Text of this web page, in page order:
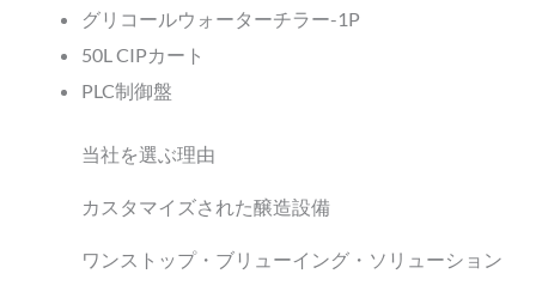
グリコールウォーターチラー-1P
50L CIPカート
PLC制御盤
当社を選ぶ理由
カスタマイズされた醸造設備
ワンストップ・ブリューイング・ソリューション